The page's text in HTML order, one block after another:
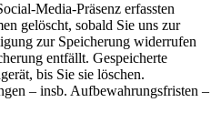
Media-Präsenz erfassten
gelöscht, sobald Sie uns zur
zur Speicherung widerrufen
entfällt. Gespeicherte
bis Sie sie löschen.
– insb. Aufbewahrungsfristen –